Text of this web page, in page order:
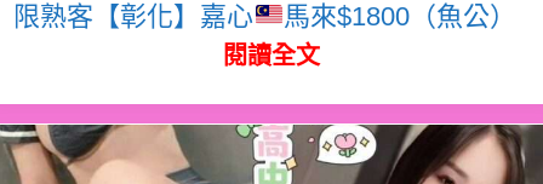
限熟客【彰化】嘉心 馬來$1800（魚公）
閱讀全文